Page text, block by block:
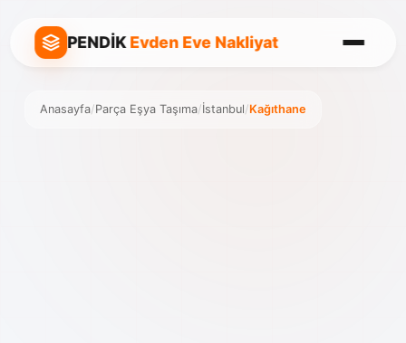
PENDİKEvden Eve Nakliyat
Anasayfa/Parça Eşya Taşıma/İstanbul/Kağıthane